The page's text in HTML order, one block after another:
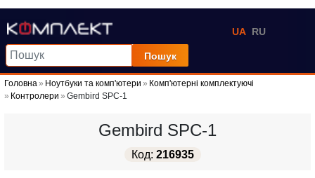
UA RU
Пошук
Головна Ноутбуки та комп'ютери
Комп'ютерні комплектуючі
Контролери
Gembird SPC-1
Gembird SPC-1
Код: 216935